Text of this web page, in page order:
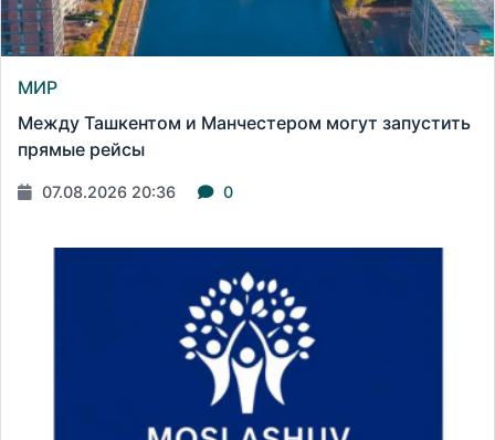
МИР
Между Ташкентом и Манчестером могут запустить
прямые рейсы
07.08.2026 20:36 0